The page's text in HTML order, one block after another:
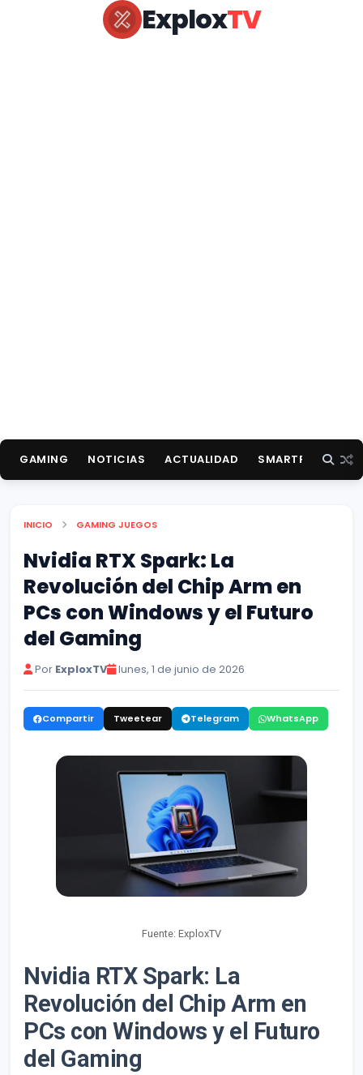
ExploxTV
GAMING NOTICIAS ACTUALIDAD SMARTPHONES
INICIO GAMING JUEGOS
Nvidia RTX Spark: La
Revolución del Chip Arm en
PCs con Windows y el Futuro
del Gaming
Por ExploxTV lunes, 1 de junio de 2026
Compartir Tweetear Telegram WhatsApp
Fuente: ExploxTV
Nvidia RTX Spark: La
Revolución del Chip Arm en
PCs con Windows y el Futuro
del Gaming